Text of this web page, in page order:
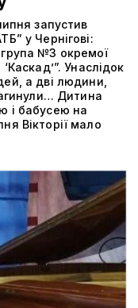
запустив
у Чернігові:
№3 окремої
Унаслідок
а дві людини,
Дитина
і бабусею на
Вікторії мало